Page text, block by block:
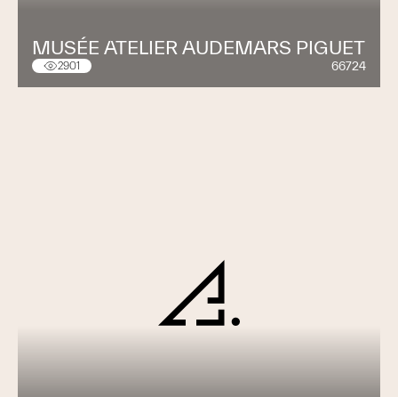
MUSÉE ATELIER AUDEMARS PIGUET
2901 66724